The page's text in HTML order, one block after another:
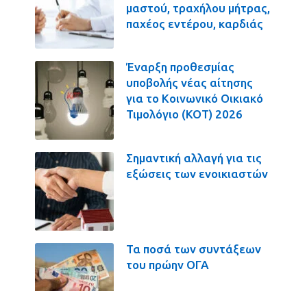
μαστού, τραχήλου μήτρας,
παχέος εντέρου, καρδιάς
Έναρξη προθεσμίας
υποβολής νέας αίτησης
για το Κοινωνικό Οικιακό
Τιμολόγιο (ΚΟΤ) 2026
Σημαντική αλλαγή για τις
εξώσεις των ενοικιαστών
Τα ποσά των συντάξεων
του πρώην ΟΓΑ